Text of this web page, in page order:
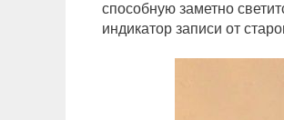
способную заметно
индикатор записи от